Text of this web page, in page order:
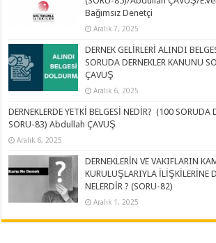
Bağımsız Denetçi
Aralık 7, 2025
DERNEK GELİRLERİ ALINDI
SORUDA DERNEKLER KANUNU
ÇAVUŞ
Aralık 6, 2025
DERNEKLERDE YETKİ BELGESİ NEDİR? (100 SORUDA
SORU-83) Abdullah ÇAVUŞ
Aralık 6, 2025
DERNEKLERİN VE VAKIFLARIN
KURULUŞLARIYLA İLİŞKİLERİNE
NELERDİR ? (SORU-82)
Aralık 1, 2025